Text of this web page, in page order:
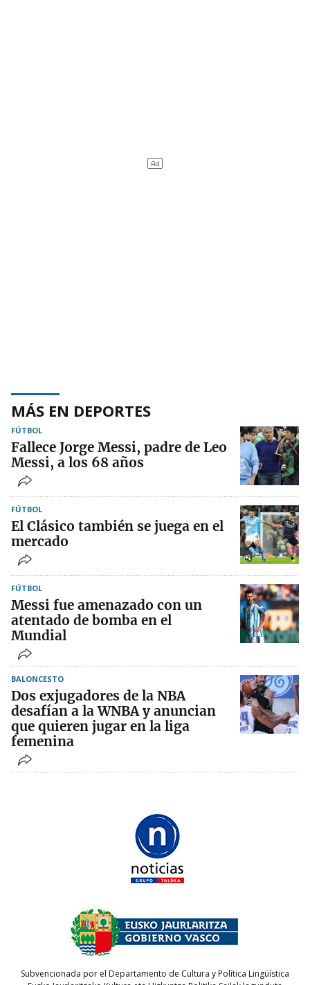
MÁS EN DEPORTES
FÚTBOL
Fallece Jorge Messi, padre de Leo
Messi, a los 68 años
FÚTBOL
El Clásico también se juega en el
mercado
FÚTBOL
Messi fue amenazado con un
atentado de bomba en el
Mundial
BALONCESTO
Dos exjugadores de la NBA
desafían a la WNBA y anuncian
que quieren jugar en la liga
femenina
Subvencionada por el Departamento de Cultura y Política Lingüística